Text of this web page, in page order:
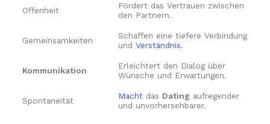
Offenheit
Fördert das Vertrauen zwischen
den Partnern.
Gemeinsamkeiten
Schaffen eine tiefere Verbindung
und Verständnis.
Kommunikation
Erleichtert den Dialog über
Wünsche und Erwartungen.
Spontaneität Macht das Dating aufregender
und unvorhersehbarer.